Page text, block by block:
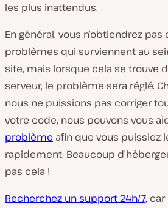
les plus inattendus.
En général, vous n’obtiendrez pas
problèmes qui surviennent au
site, mais lorsque cela se trouve
serveur, le problème sera réglé.
nous ne puissions pas corriger
votre code, nous pouvons vous
problème afin que vous puissiez
rapidement. Beaucoup
pas cela !
Recherchez un support 24h/7,